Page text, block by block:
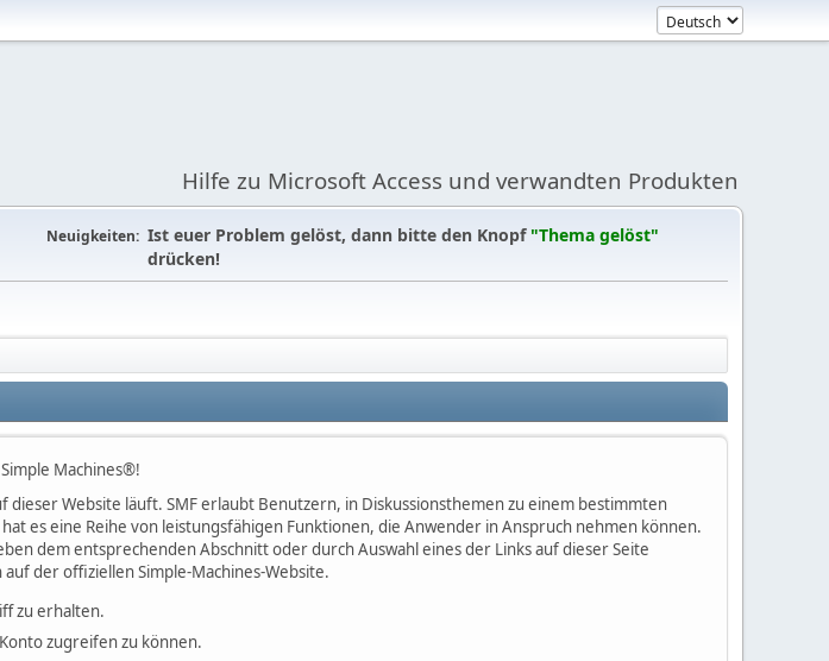
Hilfe zu Microsoft Access und verwandten Produkten
Neuigkeiten: Ist euer Problem gelöst, dann bitte den Knopf "Thema gelöst"
drücken!
Machines®!
Website läuft. SMF erlaubt Benutzern, in Diskussionsthemen zu einem bestimmten
es eine Reihe von leistungsfähigen Funktionen, die Anwender in Anspruch nehmen können.
dem entsprechenden Abschnitt oder durch Auswahl eines der Links auf dieser Seite
der offiziellen Simple-Machines-Website.
zu erhalten.
zugreifen zu können.